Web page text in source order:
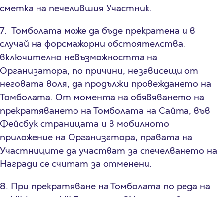
сметка на печелившия Участник.
7. Томболата може да бъде прекратена и в
случай на форсмажорни обстоятелства,
включително невъзможността на
Организатора, по причини, независещи от
неговата воля, да продължи провеждането на
Томболата. От момента на обявяването на
прекратяването на Томболата на Сайта, във
Фейсбук страницата и в мобилното
приложение на Организатора, правата на
Участниците да участват за спечелването на
Награди се считат за отменени.
8. При прекратяване на Томболата по реда на